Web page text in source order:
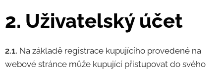
2. Uživatelský účet
2.1. Na základě registrace kupujícího provedené na
webové stránce může kupující přistupovat do svého